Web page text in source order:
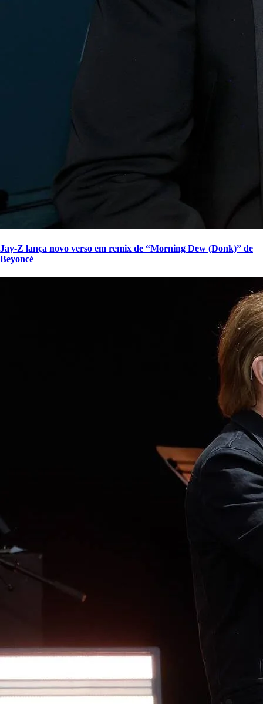
Jay-Z lança novo verso em remix de “Morning Dew (Donk)” de
Beyoncé